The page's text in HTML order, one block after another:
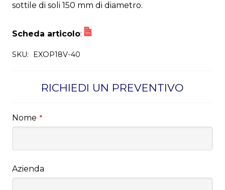
sottile di soli 150 mm di diametro.
Scheda articolo:
SKU: EXOP18V-40
RICHIEDI UN PREVENTIVO
Nome *
Azienda